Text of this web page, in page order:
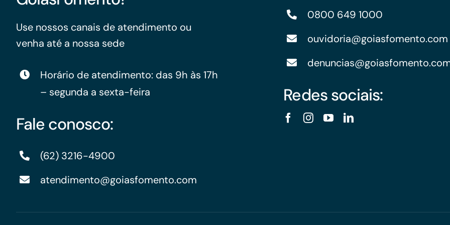
Use nossos canais de atendimento ou
venha até a nossa sede
Horário de atendimento: das 9h às 17h
– segunda a sexta-feira
Fale conosco:
(62) 3216-4900
atendimento@goiasfomento.com
0800 649 1000
ouvidoria@goiasfomento.com
Redes sociais: